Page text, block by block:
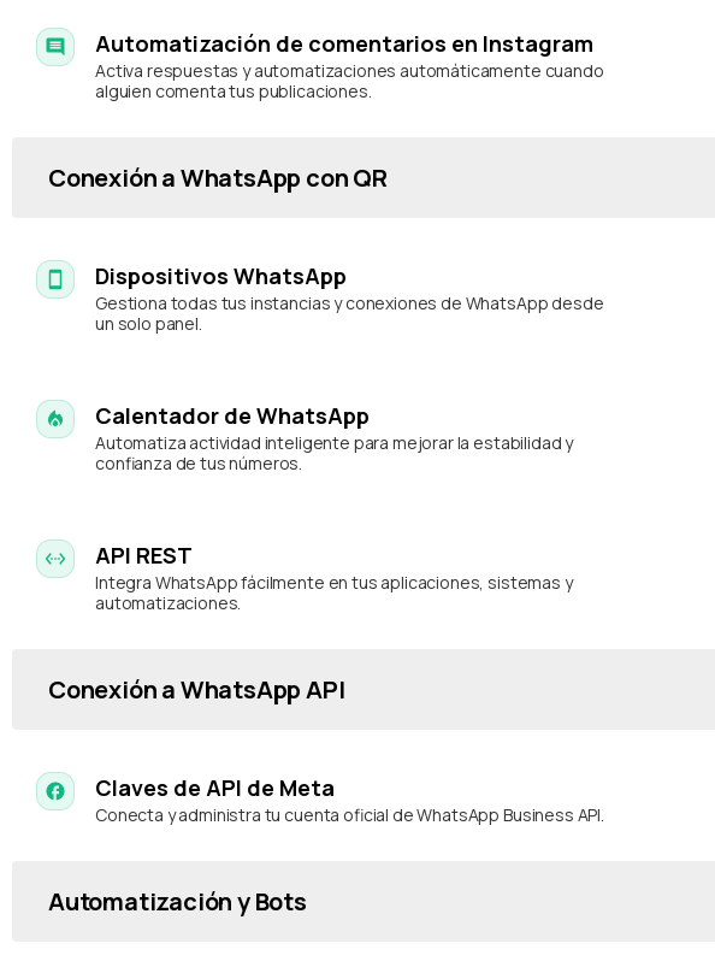
Automatización de comentarios en Instagram
Activa respuestas y automatizaciones automáticamente cuando
alguien comenta tus publicaciones.
Conexión a WhatsApp con QR
Dispositivos WhatsApp
Gestiona todas tus instancias y conexiones de WhatsApp desde
un solo panel.
Calentador de WhatsApp
Automatiza actividad inteligente para mejorar la estabilidad y
confianza de tus números.
API REST
Integra WhatsApp fácilmente en tus aplicaciones, sistemas y
automatizaciones.
Conexión a WhatsApp API
Claves de API de Meta
Conecta y administra tu cuenta oficial de WhatsApp Business API.
Automatización y Bots